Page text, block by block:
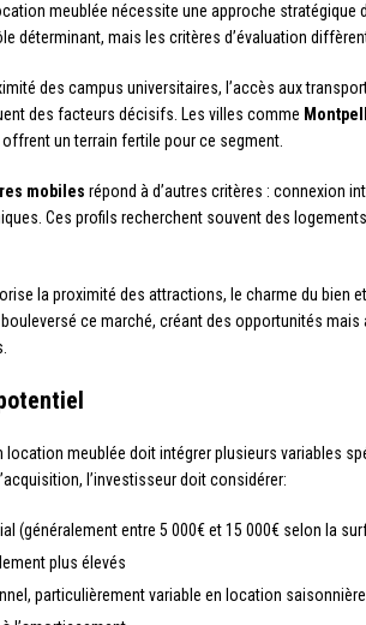
meublée nécessite une approche stratégique
déterminant, mais les critères d’évaluation
des campus universitaires, l’accès aux
des facteurs décisifs. Les villes comme
un terrain fertile pour ce segment.
mobiles répond à d’autres critères : connexion
Ces profils recherchent souvent des
la proximité des attractions, le charme du bien
ce marché, créant des opportunités mais
location meublée doit intégrer plusieurs variables
l’investisseur doit considérer:
(généralement entre 5 000€ et 15 000€ selon la
plus élevés
particulièrement variable en location saisonnière